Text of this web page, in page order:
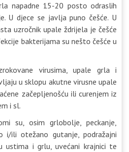
napadne 15-20 posto odraslih
U djece se javlja puno češće. U
uzročnik upale ždrijela je češće
bakterijama su nešto češće u
virusima, upale grla i
u sklopu akutne virusne upale
začepljenošću ili curenjem iz
i sl.
su, osim grlobolje, peckanje,
i/ili otežano gutanje, podražajni
ustima i grlu, uvećani krajnici te